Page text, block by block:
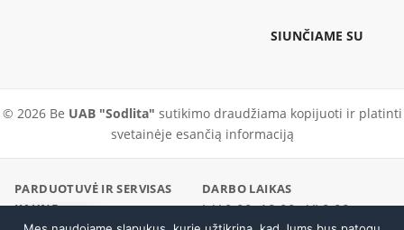
SIUNČIAME SU
© 2026 Be UAB "Sodlita" sutikimo draudžiama kopijuoti ir platinti
svetainėje esančią informaciją
PARDUOTUVĖ IR SERVISAS
KAUNE
DARBO LAIKAS
I–V 9:00–18:00 · VI 9:00–